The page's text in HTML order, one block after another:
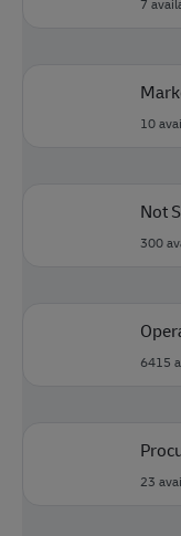
10
Not
300
6415
23